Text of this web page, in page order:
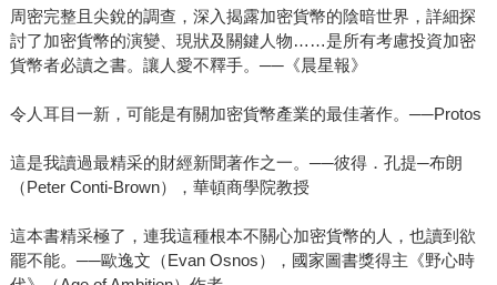
周密完整且尖銳的調查，深入揭露加密貨幣的陰暗世界，詳細探
討了加密貨幣的演變、現狀及關鍵人物……是所有考慮投資加密
貨幣者必讀之書。讓人愛不釋手。──《晨星報》
令人耳目一新，可能是有關加密貨幣產業的最佳著作。──Protos
這是我讀過最精采的財經新聞著作之一。──彼得．孔提─布朗
（Peter Conti-Brown），華頓商學院教授
這本書精采極了，連我這種根本不關心加密貨幣的人，也讀到欲
罷不能。──歐逸文（Evan Osnos），國家圖書獎得主《野心時